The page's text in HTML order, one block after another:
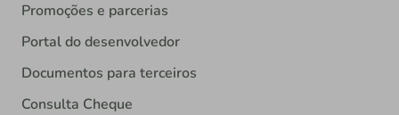
Promoções e parcerias
Portal do desenvolvedor
Documentos para terceiros
Consulta Cheque